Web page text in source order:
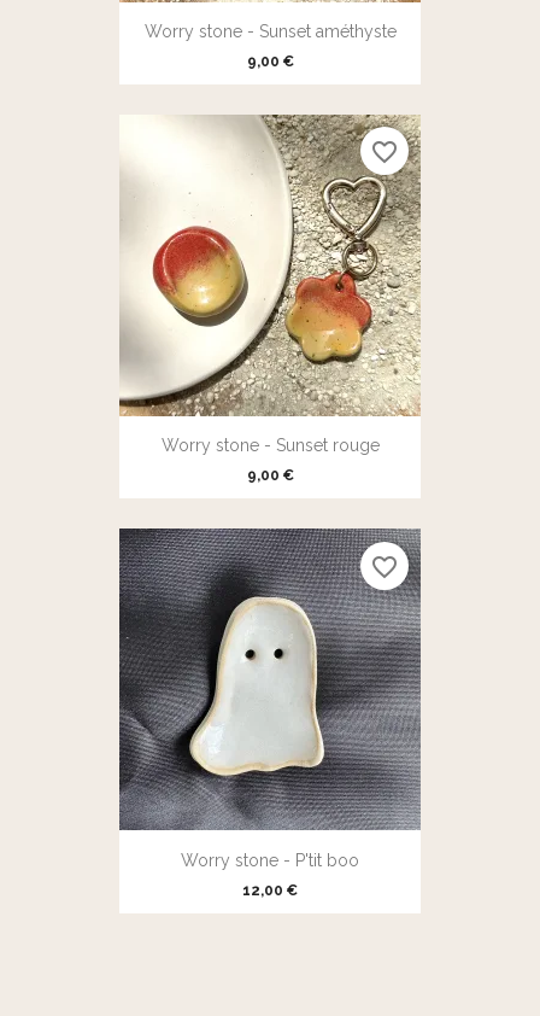
Worry stone - Sunset améthyste
9,00 €
Worry stone - Sunset rouge
9,00 €
favorite_border
Worry stone - P'tit boo
12,00 €
favorite_border